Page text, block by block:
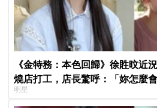
《金特務：本色回歸》徐貹旼近
燒店打工，店長驚呼：「妳怎麼會
明星